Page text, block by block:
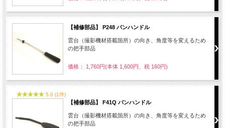
【補修部品】 P248 パンハンドル
雲台（撮影機材搭載箇所）の向き、角度等を変えるため
の把手部品
価格： 1,760円(本体 1,600円、税 160円)
5.0 (1件)
【補修部品】 F41Q パンハンドル
雲台（撮影機材搭載箇所）の向き、角度等を変えるため
の把手部品